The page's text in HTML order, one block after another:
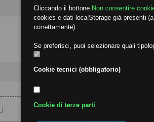
Cliccando il bottone Non consentire
cookies e dati localStorage già presenti
correttamente).
Se preferisci, puoi selezionare quali
Cookie tecnici (obbligatorio)
Cookie di terze parti